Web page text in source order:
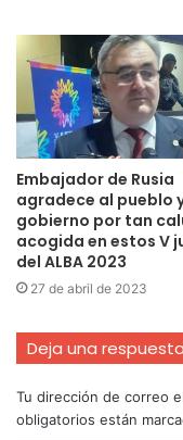
Embajador de Rusia
agradece al pueblo
gobierno por tan
acogida en estos V
del ALBA 2023
27 de abril de 2023
Deja una respuesta
Tu dirección de correo
obligatorios están